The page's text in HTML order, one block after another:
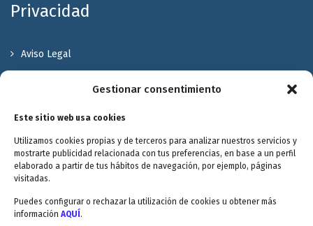
Gestionar consentimiento
Este sitio web usa cookies
Utilizamos cookies propias y de terceros para analizar nuestros servicios y
mostrarte publicidad relacionada con tus preferencias, en base a un perfil
elaborado a partir de tus hábitos de navegación, por ejemplo, páginas
visitadas.
Puedes configurar o rechazar la utilización de cookies u obtener más
información AQUÍ .
Privacidad
Aviso Legal
Valóranos